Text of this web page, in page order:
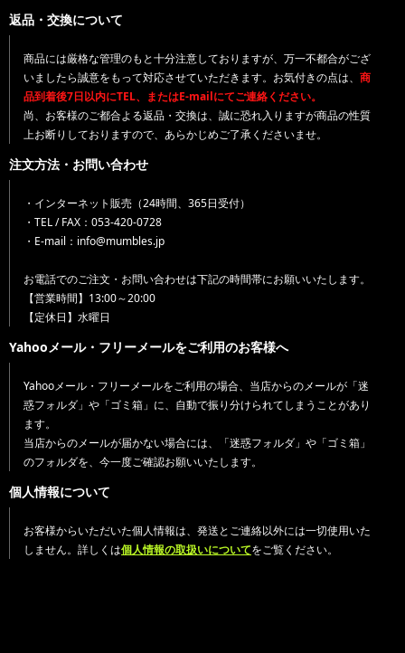
返品・交換について
商品には厳格な管理のもと十分注意しておりますが、万一不都合がござ
いましたら誠意をもって対応させていただきます。お気付きの点は、 商
品到着後7日以内にTEL、またはE-mailにてご連絡ください。
尚、お客様のご都合よる返品・交換は、誠に恐れ入りますが商品の性質
上お断りしておりますので、あらかじめご了承くださいませ。
注文方法・お問い合わせ
・インターネット販売（24時間、365日受付）
・TEL / FAX：053-420-0728
・E-mail：info@mumbles.jp
お電話でのご注文・お問い合わせは下記の時間帯にお願いいたします。
【営業時間】13:00～20:00
【定休日】水曜日
Yahooメール・フリーメールをご利用のお客様へ
Yahooメール・フリーメールをご利用の場合、当店からのメールが「迷
惑フォルダ」や「ゴミ箱」に、自動で振り分けられてしまうことがあり
ます。
当店からのメールが届かない場合には、「迷惑フォルダ」や「ゴミ箱」
のフォルダを、今一度ご確認お願いいたします。
個人情報について
お客様からいただいた個人情報は、発送とご連絡以外には一切使用いた
しません。詳しくは個人情報の取扱いについてをご覧ください。